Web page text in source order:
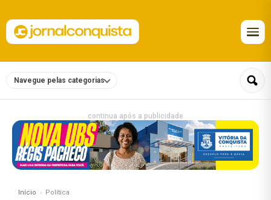
Navegue pelas categorias
continua após a publicidade
Início Política